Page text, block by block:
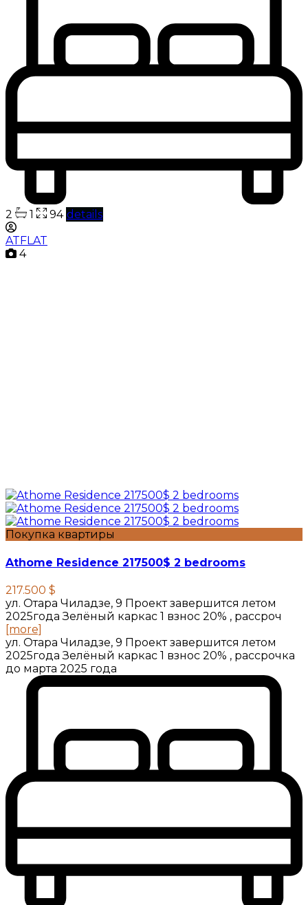
2 1 94 details
ATFLAT
4
Покупка квартиры
Athome Residence 217500$ 2 bedrooms
217.500 $
ул. Отара Чиладзе, 9 Проект завершится летом
2025года Зелёный каркас 1 взнос 20% , рассроч
[more]
ул. Отара Чиладзе, 9 Проект завершится летом
2025года Зелёный каркас 1 взнос 20% , рассрочка
до марта 2025 года